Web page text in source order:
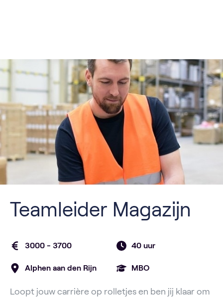
Teamleider Magazijn
3000 - 3700 40 uur
Alphen aan den Rijn MBO
Loopt jouw carrière op rolletjes en ben jij klaar om